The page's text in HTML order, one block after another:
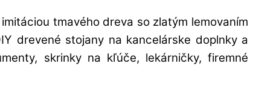
tmavého dreva so zlatým lemovaním
drevené stojany na kancelárske doplnky a
skrinky na kľúče, lekárničky, firemné